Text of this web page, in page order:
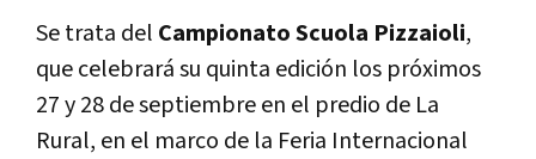
Se trata del Campionato Scuola Pizzaioli,
que celebrará su quinta edición los próximos
27 y 28 de septiembre en el predio de La
Rural, en el marco de la Feria Internacional